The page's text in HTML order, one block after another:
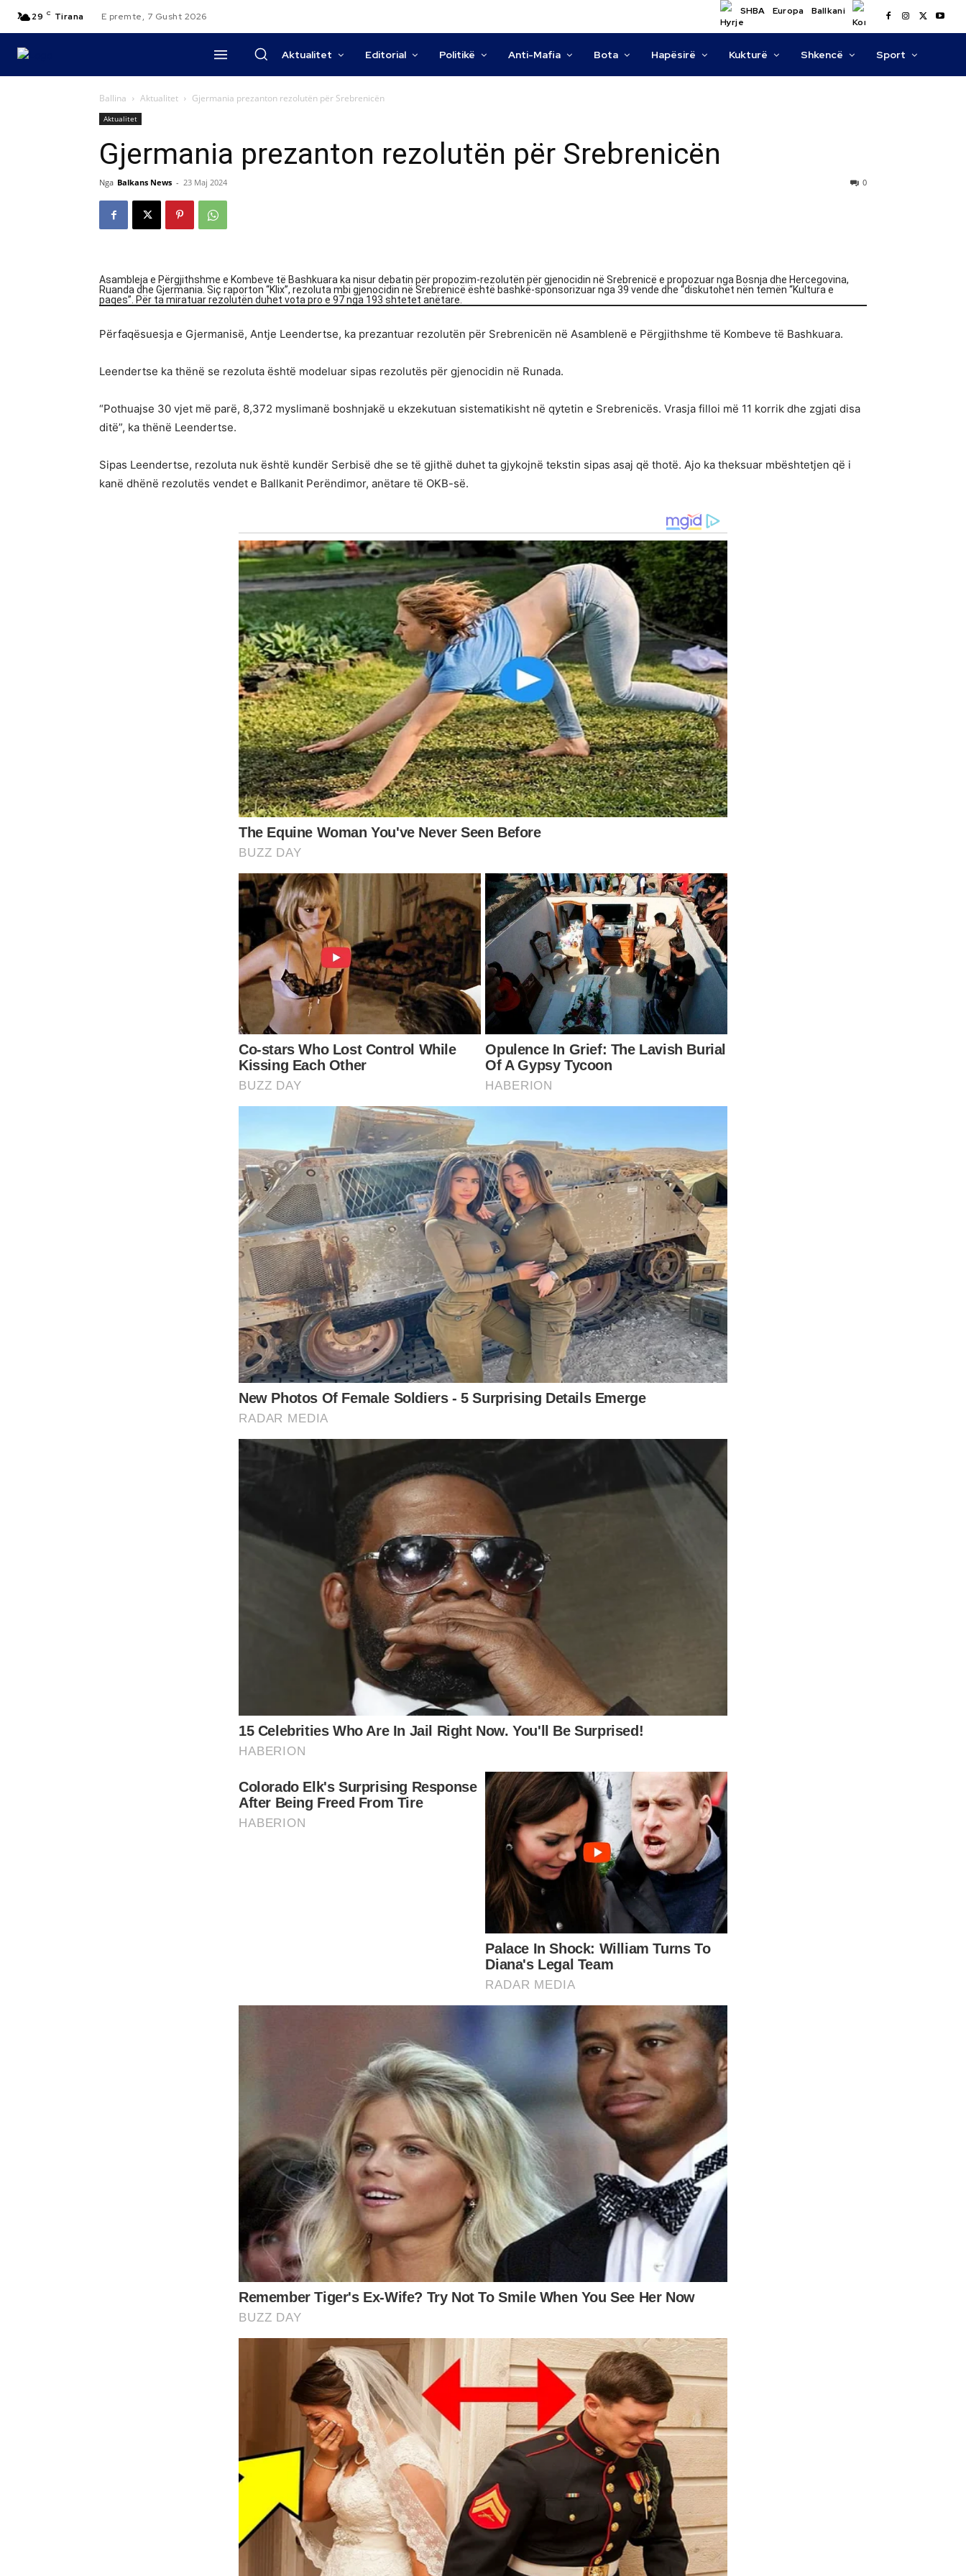
29 C Tirana E premte, 7 Gusht 2026 SHBA Europa Ballkani
Aktualitet Editorial Politikë Anti-Mafia Bota Hapësirë Kukturë Shkencë Sport
Ballina Aktualitet Gjermania prezanton rezolutën për Srebrenicën
Aktualitet
Gjermania prezanton rezolutën për Srebrenicën
Nga Balkans News - 23 Maj 2024 0
Asambleja e Përgjithshme e Kombeve të Bashkuara ka nisur debatin për propozim-rezolutën për gjenocidin në Srebrenicë e propozuar nga Bosnja dhe Hercegovina,
Ruanda dhe Gjermania. Siç raporton “Klix”, rezoluta mbi gjenocidin në Srebrenicë është bashkë-sponsorizuar nga 39 vende dhe “diskutohet nën temën “Kultura e
paqes”. Për ta miratuar rezolutën duhet vota pro e 97 nga 193 shtetet anëtare.
Përfaqësuesja e Gjermanisë, Antje Leendertse, ka prezantuar rezolutën për Srebrenicën në Asamblenë e Përgjithshme të Kombeve të Bashkuara.
Leendertse ka thënë se rezoluta është modeluar sipas rezolutës për gjenocidin në Runada.
“Pothuajse 30 vjet më parë, 8,372 myslimanë boshnjakë u ekzekutuan sistematikisht në qytetin e Srebrenicës. Vrasja filloi më 11 korrik dhe zgjati disa
ditë”, ka thënë Leendertse.
Sipas Leendertse, rezoluta nuk është kundër Serbisë dhe se të gjithë duhet ta gjykojnë tekstin sipas asaj që thotë. Ajo ka theksuar mbështetjen që i
kanë dhënë rezolutës vendet e Ballkanit Perëndimor, anëtare të OKB-së.